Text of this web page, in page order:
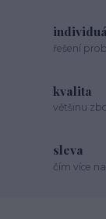
řešení
kvalita
většinu
sleva
čím více